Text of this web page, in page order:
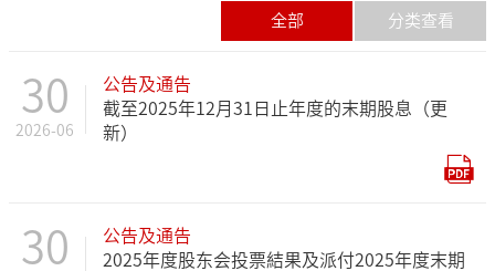
全部 分类查看
30
2026-06
公告及通告
截至2025年12月31日止年度的末期股息（更
新）
30
公告及通告
2025年度股东会投票結果及派付2025年度末期